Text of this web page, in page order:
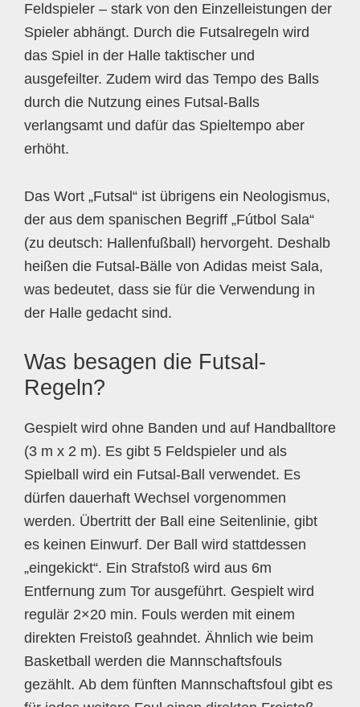
Feldspieler – stark von den Einzelleistungen der
Spieler abhängt. Durch die Futsalregeln wird
das Spiel in der Halle taktischer und
ausgefeilter. Zudem wird das Tempo des Balls
durch die Nutzung eines Futsal-Balls
verlangsamt und dafür das Spieltempo aber
erhöht.
Das Wort „Futsal“ ist übrigens ein Neologismus,
der aus dem spanischen Begriff „Fútbol Sala“
(zu deutsch: Hallenfußball) hervorgeht. Deshalb
heißen die Futsal-Bälle von Adidas meist Sala,
was bedeutet, dass sie für die Verwendung in
der Halle gedacht sind.
Was besagen die Futsal-
Regeln?
Gespielt wird ohne Banden und auf Handballtore
(3 m x 2 m). Es gibt 5 Feldspieler und als
Spielball wird ein Futsal-Ball verwendet. Es
dürfen dauerhaft Wechsel vorgenommen
werden. Übertritt der Ball eine Seitenlinie, gibt
es keinen Einwurf. Der Ball wird stattdessen
„eingekickt“. Ein Strafstoß wird aus 6m
Entfernung zum Tor ausgeführt. Gespielt wird
regulär 2×20 min. Fouls werden mit einem
direkten Freistoß geahndet. Ähnlich wie beim
Basketball werden die Mannschaftsfouls
gezählt. Ab dem fünften Mannschaftsfoul gibt es